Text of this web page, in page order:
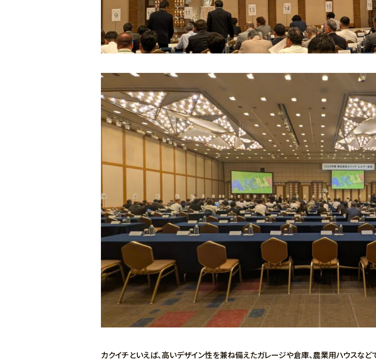
カクイチといえば、高いデザイン性を兼ね備えたガレージや倉庫、農業用ハウスな